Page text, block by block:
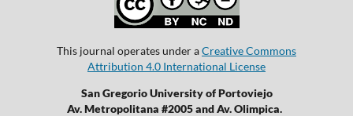
This journal operates under aCreative Commons
Attribution 4.0 International License
San Gregorio University of Portoviejo
Av. Metropolitana #2005 and Av. Olimpica.